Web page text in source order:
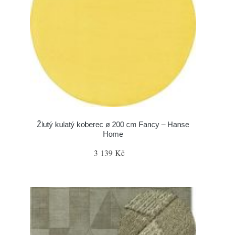
Žlutý kulatý koberec ø 200 cm Fancy – Hanse
Home
3 139 Kč